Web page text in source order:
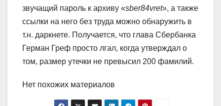
звучащий пароль к архиву «sber84vret», а также
ссылки на него без труда можно обнаружить в
т.н. даркнете. Получается, что глава Сбербанка
Герман Греф просто лгал, когда утверждал о
том, размер утечки не превысил 200 фамилий.
Нет похожих материалов